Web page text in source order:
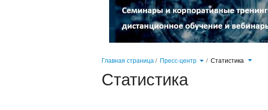
Главная страница / Пресс-центр / Статистика
Статистика